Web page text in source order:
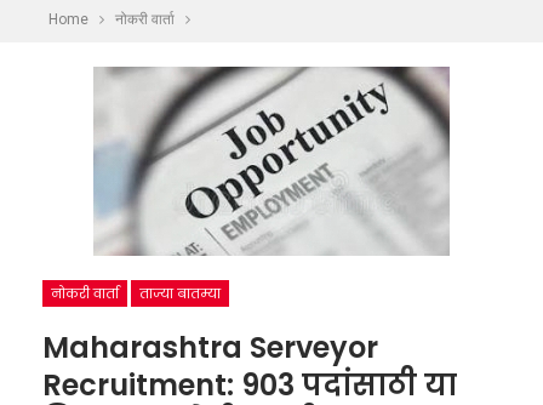
Home नोकरी वार्ता
नोकरी वार्ता ताज्या बातम्या
Maharashtra Serveyor
Recruitment: 903 पदांसाठी या